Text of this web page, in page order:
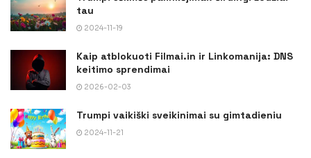
tau
2024-11-19
Kaip atblokuoti Filmai.in ir Linkomanija: DNS
keitimo sprendimai
2026-02-03
Trumpi vaikiški sveikinimai su gimtadieniu
2024-11-21